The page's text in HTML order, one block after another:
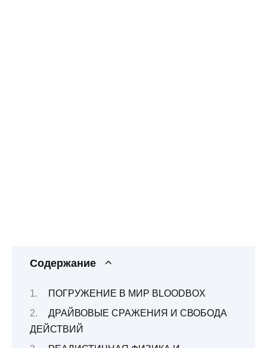
Содержание
ПОГРУЖЕНИЕ В МИР BLOODBOX
ДРАЙВОВЫЕ СРАЖЕНИЯ И СВОБОДА
ДЕЙСТВИЙ